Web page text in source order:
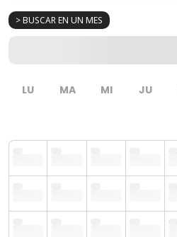
> BUSCAR EN UN MES
LU MA MI JU